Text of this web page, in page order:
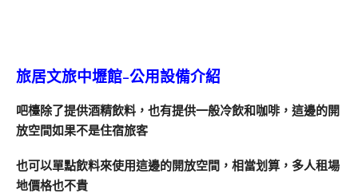
旅居文旅中壢館-公用設備介紹
吧檯除了提供酒精飲料，也有提供一般冷飲和咖啡，這邊的開
放空間如果不是住宿旅客
也可以單點飲料來使用這邊的開放空間，相當划算，多人租場
地價格也不貴